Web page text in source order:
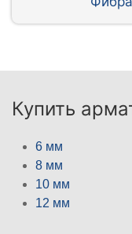
Купить
6 мм
8 мм
10 мм
12 мм